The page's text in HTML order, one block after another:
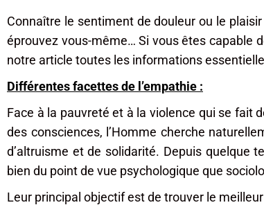
Connaître le sentiment de douleur ou le
éprouvez vous-même… Si vous êtes capable
notre article toutes les informations
Différentes facettes de l’empathie :
Face à la pauvreté et à la violence qui se fait
des consciences, l’Homme cherche
d’altruisme et de solidarité. Depuis quelque
bien du point de vue psychologique que
Leur principal objectif est de trouver le